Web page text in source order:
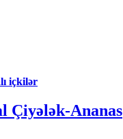
içkilər
Çiyələk-Ananas